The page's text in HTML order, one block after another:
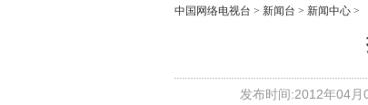
中国网络电视台 > 新闻台 > 新闻中心 >
发布时间:2012年04月